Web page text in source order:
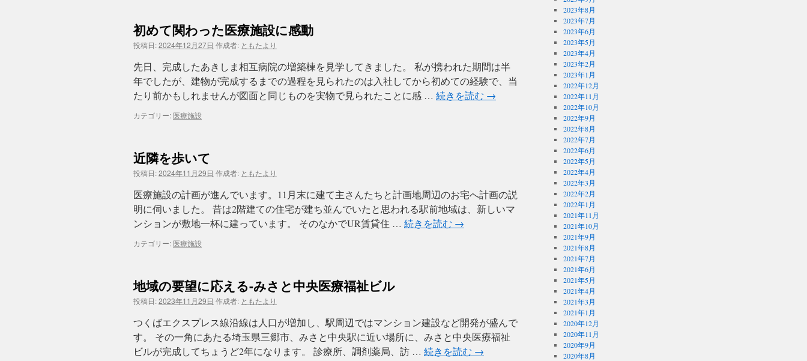
初めて関わった医療施設に感動
投稿日:2024年12月27日 作成者: ともたより
先日、完成したあきしま相互病院の増築棟を見学してきました。 私が携われた期間は半
年でしたが、建物が完成するまでの過程を見られたのは入社してから初めての経験で、当
たり前かもしれませんが図面と同じものを実物で見られたことに感 … 続きを読む →
カテゴリー:医療施設
近隣を歩いて
投稿日:2024年11月29日 作成者: ともたより
医療施設の計画が進んでいます。11月末に建て主さんたちと計画地周辺のお宅へ計画の説
明に伺いました。 昔は2階建ての住宅が建ち並んでいたと思われる駅前地域は、新しいマ
ンションが敷地一杯に建っています。 そのなかでUR賃貸住 … 続きを読む →
カテゴリー:医療施設
地域の要望に応える-みさと中央医療福祉ビル
投稿日:2023年11月29日 作成者: ともたより
つくばエクスプレス線沿線は人口が増加し、駅周辺ではマンション建設など開発が盛んで
す。 その一角にあたる埼玉県三郷市、みさと中央駅に近い場所に、みさと中央医療福祉
ビルが完成してちょうど2年になります。 診療所、調剤薬局、訪 … 続きを読む →
2023年8月
2023年7月
2023年6月
2023年5月
2023年4月
2023年2月
2023年1月
2022年12月
2022年11月
2022年10月
2022年9月
2022年8月
2022年7月
2022年6月
2022年5月
2022年4月
2022年3月
2022年2月
2022年1月
2021年11月
2021年10月
2021年9月
2021年8月
2021年7月
2021年6月
2021年5月
2021年4月
2021年3月
2021年1月
2020年12月
2020年11月
2020年9月
2020年8月